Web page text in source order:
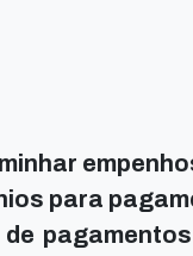
para
de